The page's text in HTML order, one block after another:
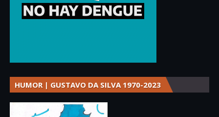
HUMOR | GUSTAVO DA SILVA 1970-2023